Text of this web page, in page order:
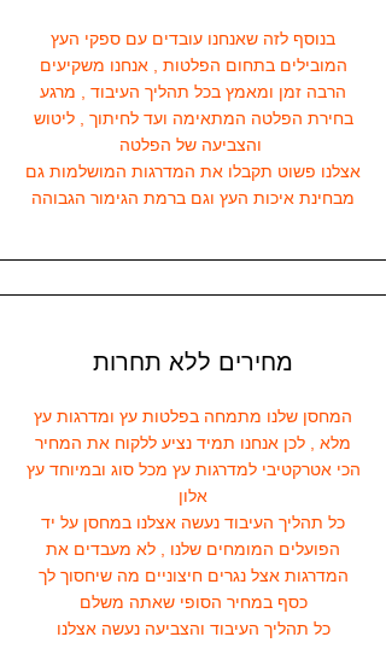
בנוסף לזה שאנחנו עובדים עם ספקי העץ
המובילים בתחום הפלטות , אנחנו משקיעים
הרבה זמן ומאמץ בכל תהליך העיבוד , מרגע
בחירת הפלטה המתאימה ועד לחיתוך , ליטוש
אצלנו פשוט תקבלו את המדרגות המושלמות גם
מבחינת איכות העץ וגם ברמת הגימור הגבוהה
מחירים ללא תחרות
המחסן שלנו מתמחה בפלטות עץ ומדרגות עץ
מלא , לכן אנחנו תמיד נציע ללקוח את המחיר
הכי אטרקטיבי למדרגות עץ מכל סוג ובמיוחד עץ
אלון
כל תהליך העיבוד נעשה אצלנו במחסן על יד
הפועלים המומחים שלנו , לא מעבדים את
המדרגות אצל נגרים חיצוניים מה שיחסוך לך
כסף במחיר הסופי שאתה משלם
כל תהליך העיבוד והצביעה נעשה אצלנו